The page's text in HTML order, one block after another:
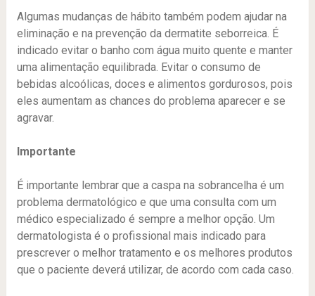
Algumas mudanças de hábito também podem ajudar na
eliminação e na prevenção da dermatite seborreica. É
indicado evitar o banho com água muito quente e manter
uma alimentação equilibrada. Evitar o consumo de
bebidas alcoólicas, doces e alimentos gordurosos, pois
eles aumentam as chances do problema aparecer e se
agravar.
Importante
É importante lembrar que a caspa na sobrancelha é um
problema dermatológico e que uma consulta com um
médico especializado é sempre a melhor opção. Um
dermatologista é o profissional mais indicado para
prescrever o melhor tratamento e os melhores produtos
que o paciente deverá utilizar, de acordo com cada caso.